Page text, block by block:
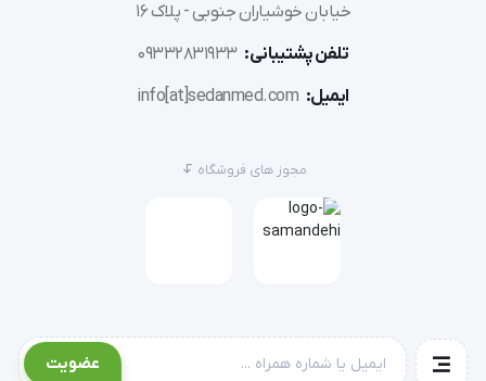
خیابان خوشیاران جنوبی - پلاک 16
تلفن پشتیبانی: 09332831933
ایمیل: info[at]sedanmed.com
مجوز های فروشگاه
عضویت